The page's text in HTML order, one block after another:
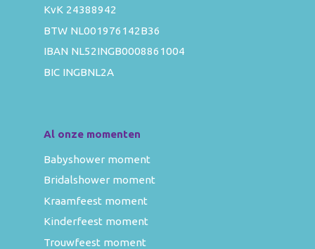
KvK 24388942
BTW NL001976142B36
IBAN NL52INGB0008861004
BIC INGBNL2A
Al onze momenten
Babyshower moment
Bridalshower moment
Kraamfeest moment
Kinderfeest moment
Trouwfeest moment